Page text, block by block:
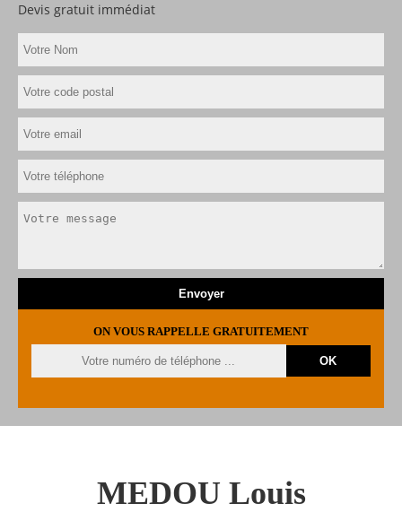
Devis gratuit immédiat
ON VOUS RAPPELLE GRATUITEMENT
MEDOU Louis